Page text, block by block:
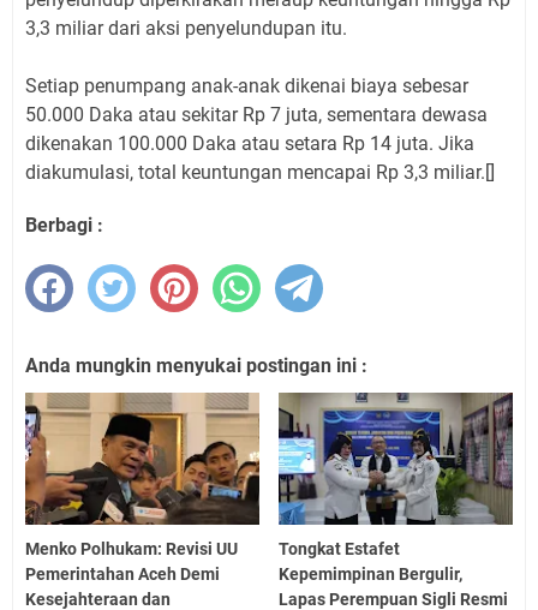
3,3 miliar dari aksi penyelundupan itu.
Setiap penumpang anak-anak dikenai biaya sebesar
50.000 Daka atau sekitar Rp 7 juta, sementara dewasa
dikenakan 100.000 Daka atau setara Rp 14 juta. Jika
diakumulasi, total keuntungan mencapai Rp 3,3 miliar.[]
Berbagi :
Anda mungkin menyukai postingan ini :
Menko Polhukam: Revisi UU
Pemerintahan Aceh Demi
Kesejahteraan dan
Tongkat Estafet
Kepemimpinan Bergulir,
Lapas Perempuan Sigli Resmi